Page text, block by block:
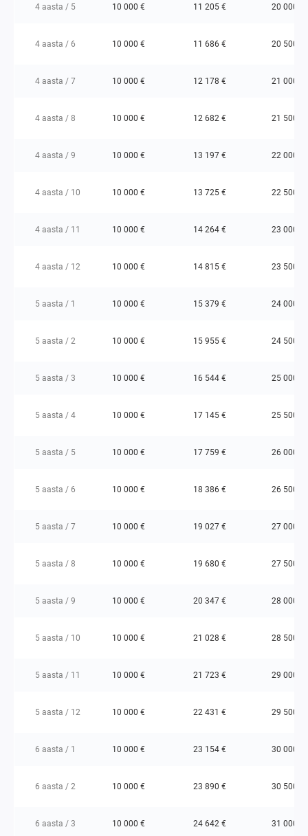
4 aasta / 5 10 000 € 11 205 € 20 000 €
4 aasta / 6 10 000 € 11 686 € 20 500 €
4 aasta / 7 10 000 € 12 178 € 21 000 €
4 aasta / 8 10 000 € 12 682 € 21 500 €
4 aasta / 9 10 000 € 13 197 € 22 000 €
4 aasta / 10 10 000 € 13 725 € 22 500 €
4 aasta / 11 10 000 € 14 264 € 23 000 €
4 aasta / 12 10 000 € 14 815 € 23 500 €
5 aasta / 1 10 000 € 15 379 € 24 000 €
5 aasta / 2 10 000 € 15 955 € 24 500 €
5 aasta / 3 10 000 € 16 544 € 25 000 €
5 aasta / 4 10 000 € 17 145 € 25 500 €
5 aasta / 5 10 000 € 17 759 € 26 000 €
5 aasta / 6 10 000 € 18 386 € 26 500 €
5 aasta / 7 10 000 € 19 027 € 27 000 €
5 aasta / 8 10 000 € 19 680 € 27 500 €
5 aasta / 9 10 000 € 20 347 € 28 000 €
5 aasta / 10 10 000 € 21 028 € 28 500 €
5 aasta / 11 10 000 € 21 723 € 29 000 €
5 aasta / 12 10 000 € 22 431 € 29 500 €
6 aasta / 1 10 000 € 23 154 € 30 000 €
6 aasta / 2 10 000 € 23 890 € 30 500 €
6 aasta / 3 10 000 € 24 642 € 31 000 €